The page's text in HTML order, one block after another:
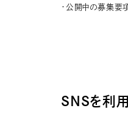
・公開中の募集要
SNSを利